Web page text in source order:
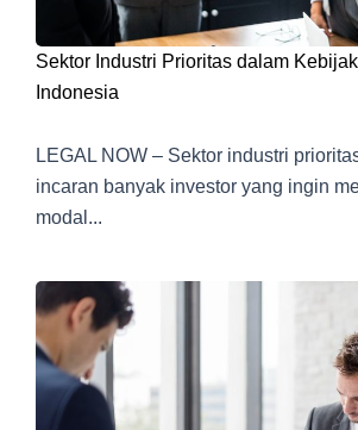
Sektor Industri Prioritas dalam
Indonesia
LEGAL NOW – Sektor industri
incaran banyak investor yang ingin
modal...